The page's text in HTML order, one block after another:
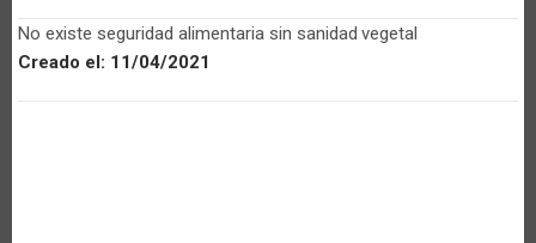
No existe seguridad alimentaria sin sanidad vegetal
Creado el: 11/04/2021